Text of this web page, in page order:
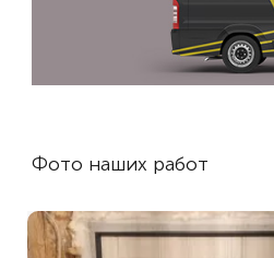
Фото наших работ